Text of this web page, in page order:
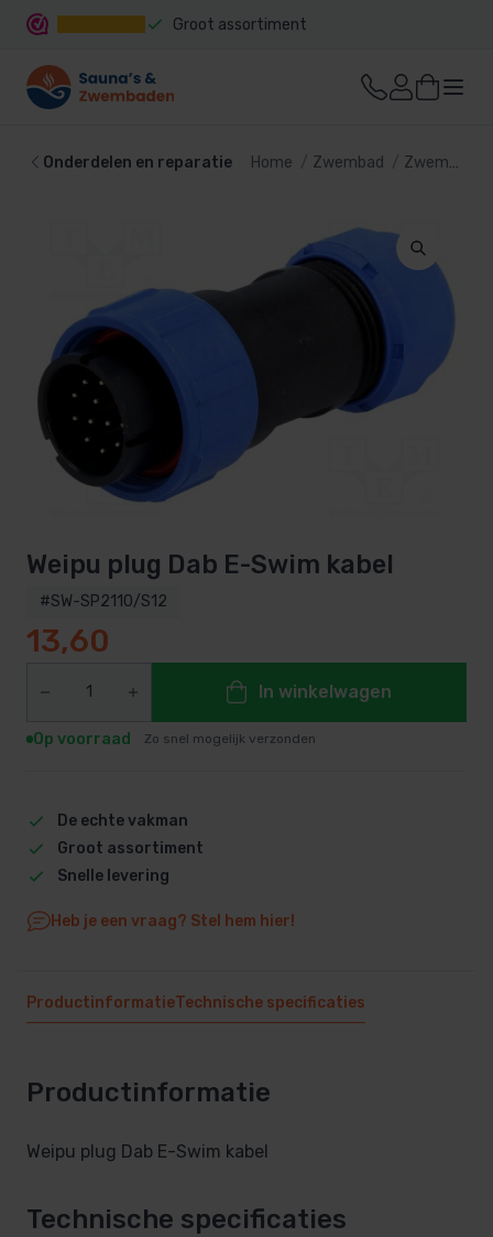
Groot assortiment
Onderdelen en reparatie Home Zwembad Zwembadtechniek
Weipu plug Dab E-Swim kabel
#SW-SP2110/S12
13,60
In winkelwagen
Op voorraad Zo snel mogelijk verzonden
De echte vakman
Groot assortiment
Snelle levering
Heb je een vraag? Stel hem hier!
ProductinformatieTechnische specificaties
Productinformatie
Weipu plug Dab E-Swim kabel
Technische specificaties